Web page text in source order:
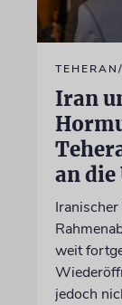
Iran
an die
weit
jedoch